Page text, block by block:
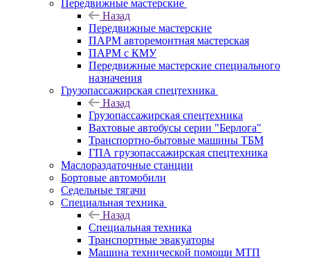
Передвижные мастерские
Назад
Передвижные мастерские
ПАРМ авторемонтная мастерская
ПАРМ с КМУ
Передвижные мастерские специального
назначения
Грузопассажирская спецтехника
Назад
Грузопассажирская спецтехника
Вахтовые автобусы серии "Берлога"
Транспортно-бытовые машины ТБМ
ГПА грузопассажирская спецтехника
Маслораздаточные станции
Бортовые автомобили
Седельные тягачи
Специальная техника
Назад
Специальная техника
Транспортные эвакуаторы
Машина технической помощи МТП